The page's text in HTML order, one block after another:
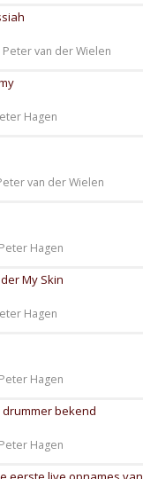
van der Wielen
Hagen
van der Wielen
Hagen
My Skin
Hagen
Hagen
bekend
Hagen